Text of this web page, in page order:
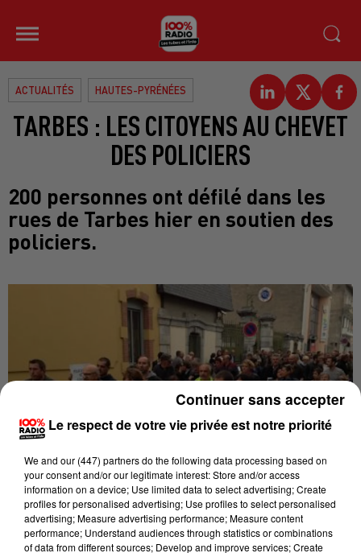
ACTUALITÉS HAUTES-PYRÉNÉES
TARBES : LES CITOYENS AU CHEVET
DES POLICIERS
200 personnes ont défilé dans les
rues de Tarbes hier en soutien des
policiers.
Publié : 27 octobre 2016 à 8h18
Le respect de votre vie privée est notre priorité
We and our (447) partnersdo the following data processing based on
your consent and/or our legitimate interest: Store and/or access
information on a device; Use limited data to select advertising; Create
profiles for personalised advertising; Use profiles to select personalised
advertising; Measure advertising performance; Measure content
performance; Understand audiences through statistics or combinations
of data from different sources; Develop and improve services; Create
Continuer sans accepter